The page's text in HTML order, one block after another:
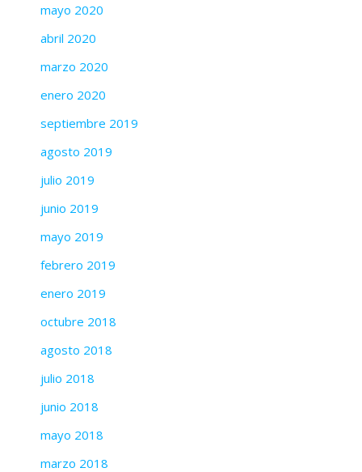
mayo 2020
abril 2020
marzo 2020
enero 2020
septiembre 2019
agosto 2019
julio 2019
junio 2019
mayo 2019
febrero 2019
enero 2019
octubre 2018
agosto 2018
julio 2018
junio 2018
mayo 2018
marzo 2018